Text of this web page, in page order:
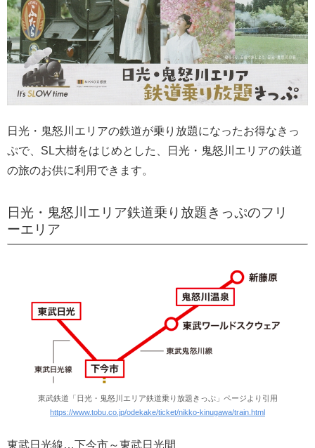
日光・鬼怒川エリアの鉄道が乗り放題になったお得なきっ
ぷで、SL大樹をはじめとした、日光・鬼怒川エリアの鉄道
の旅のお供に利用できます。
日光・鬼怒川エリア鉄道乗り放題きっぷのフリ
ーエリア
東武鉄道「日光・鬼怒川エリア鉄道乗り放題きっぷ」ページより引用
https://www.tobu.co.jp/odekake/ticket/nikko-kinugawa/train.html
東武日光線…下今市～東武日光間